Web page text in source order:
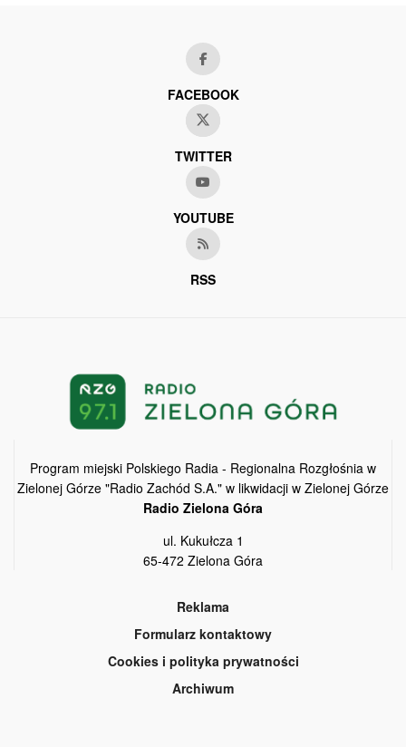
FACEBOOK
TWITTER
YOUTUBE
RSS
Program miejski Polskiego Radia - Regionalna Rozgłośnia w
Zielonej Górze "Radio Zachód S.A." w likwidacji w Zielonej Górze
Radio Zielona Góra
ul. Kukułcza 1
65-472 Zielona Góra
Reklama
Formularz kontaktowy
Cookies i polityka prywatności
Archiwum